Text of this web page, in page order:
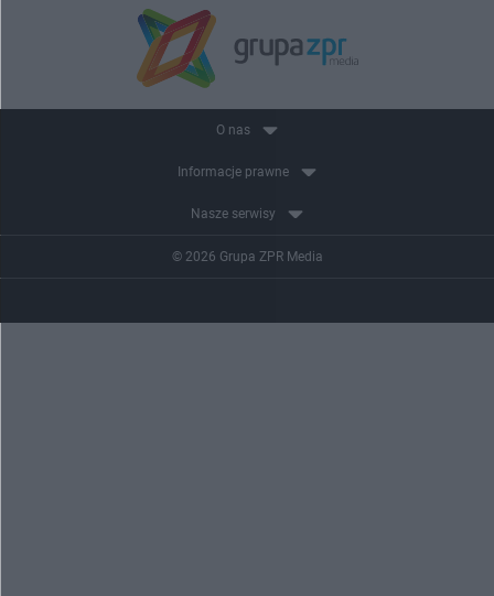
O nas
Informacje prawne
Nasze serwisy
© 2026 Grupa ZPR Media